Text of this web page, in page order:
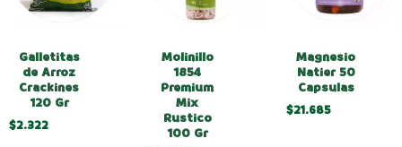
Galletitas
de Arroz
Crackines
120 Gr
$2.322
Molinillo
1854
Premium
Mix
Rustico
100 Gr
Magnesio
Natier 50
Capsulas
$21.685